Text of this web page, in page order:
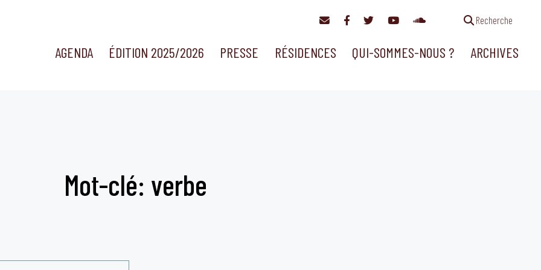
Recherche
AGENDA ÉDITION 2025/2026 PRESSE RÉSIDENCES QUI-SOMMES-NOUS ? ARCHIVES
Mot-clé: verbe